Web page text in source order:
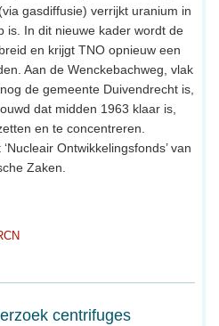
gasdiffusie) verrijkt uranium in
is. In dit nieuwe kader wordt de
en krijgt TNO opnieuw een
Aan de Wenckebachweg, vlak
de gemeente Duivendrecht is,
dat midden 1963 klaar is,
en te concentreren.
Ontwikkelingsfonds’ van
Zaken.
centrifuges